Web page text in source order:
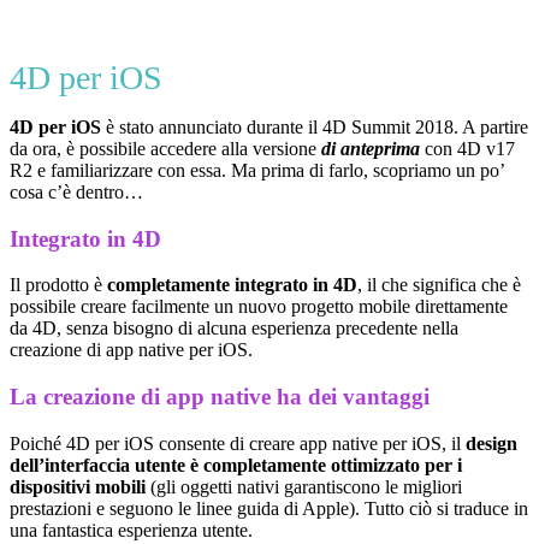
4D per iOS
4D per iOS è stato annunciato durante il 4D Summit 2018. A partire
da ora, è possibile accedere alla versione di anteprima con 4D v17
R2 e familiarizzare con essa. Ma prima di farlo, scopriamo un po’
cosa c’è dentro…
Integrato in 4D
Il prodotto è completamente integrato in 4D, il che significa che è
possibile creare facilmente un nuovo progetto mobile direttamente
da 4D, senza bisogno di alcuna esperienza precedente nella
creazione di app native per iOS.
La creazione di app native ha dei vantaggi
Poiché 4D per iOS consente di creare app native per iOS, il design
dell’interfaccia utente è completamente ottimizzato per i
dispositivi mobili (gli oggetti nativi garantiscono le migliori
prestazioni e seguono le linee guida di Apple). Tutto ciò si traduce in
una fantastica esperienza utente.